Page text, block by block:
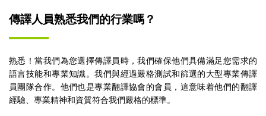
傳譯人員熟悉我們的行業嗎？
熟悉！當我們為您選擇傳譯員時，我們確保他們具備滿足您需求的
語言技能和專業知識。我們與經過嚴格測試和篩選的大型專業傳譯
員團隊合作。他們也是專業翻譯協會的會員，這意味着他們的翻譯
經驗、專業精神和資質符合我們嚴格的標準。